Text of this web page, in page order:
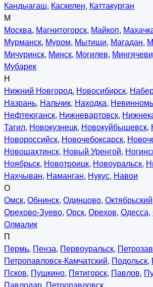
Кандыагаш, Каскелен, Каттакурган
М
Москва, Магнитогорск, Майкоп,
Мурманск, Муром, Мытищи, Магадан,
Мичуринск, Минск, Могилев,
Мубарек
Н
Нижний Новгород, Новосибирск,
Назрань, Нальчик, Находка,
Нефтеюганск, Нижневартовск,
Тагил, Новокузнецк, Новокуйбышевск,
Новороссийск, Новочебоксарск,
Новошахтинск, Новый Уренгой,
Ноябрьск, Новотроицк, Новоуральск,
Нахчыван, Наманган, Нукус, Навои
О
Омск, Обнинск, Одинцово, Октябрьский
Орехово-Зуево, Орск, Орехов, Одесса,
Олмалик
П
Пермь, Пенза, Первоуральск,
Петропавловск-Камчатский, Подольск,
Псков, Пушкино, Пятигорск, Павлов,